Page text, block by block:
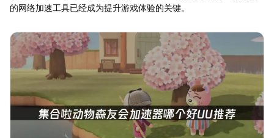
的网络加速工具已经成为提升游戏体验的关键。